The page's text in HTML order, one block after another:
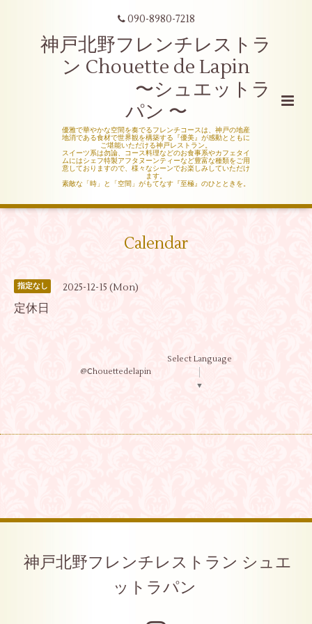
090-8980-7218
神戸北野フレンチレストラ
ン Chouette de Lapin
〜シュエットラ
パン 〜
優雅で華やかな空間を奏でるフレンチコースは、神戸の地産
地消である食材で世界観を構築する『優美』が感動とともに
ご堪能いただける神戸レストラン。
スイーツ系は勿論、コース料理などのお食事系やカフェタイ
ムにはシェフ特製アフタヌーンティーなど豊富な種類をご用
意しておりますので、様々なシーンでお楽しみしていただけ
ます。
素敵な「時」と「空間」がもてなす『至極』のひとときを。
Calendar
指定なし 2025-12-15 (Mon)
定休日
@Ⅽhouettedelapin
Select Language
▼
神戸北野フレンチレストラン シュエ
ットラパン